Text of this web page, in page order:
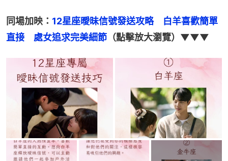
同場加映： 12星座曖昧信號發送攻略　白羊喜歡簡單
直接　處女追求完美細節 （點擊放大瀏覽）▼▼▼